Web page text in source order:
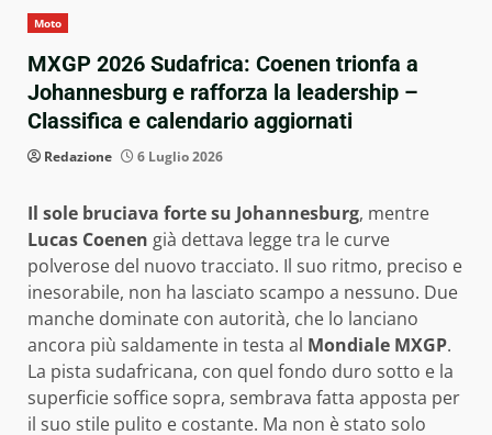
Moto
MXGP 2026 Sudafrica: Coenen trionfa a
Johannesburg e rafforza la leadership –
Classifica e calendario aggiornati
Redazione 6 Luglio 2026
Il sole bruciava forte su Johannesburg, mentre
Lucas Coenen già dettava legge tra le curve
polverose del nuovo tracciato. Il suo ritmo, preciso e
inesorabile, non ha lasciato scampo a nessuno. Due
manche dominate con autorità, che lo lanciano
ancora più saldamente in testa al Mondiale MXGP.
La pista sudafricana, con quel fondo duro sotto e la
superficie soffice sopra, sembrava fatta apposta per
il suo stile pulito e costante. Ma non è stato solo